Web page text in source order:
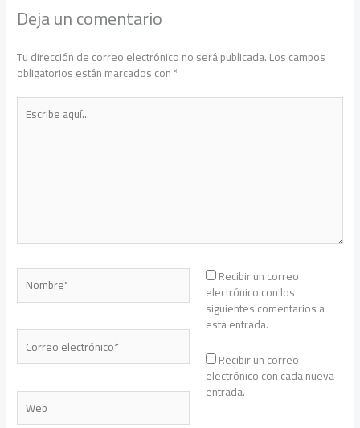
Deja un comentario
Tu dirección de correo electrónico no será publicada.Los campos
obligatorios están marcados con*
Escribe
aquí...
Nombre*
Correo
electrónico*
Web
Recibir un correo
electrónico con los
siguientes comentarios a
esta entrada.
Recibir un correo
electrónico con cada nueva
entrada.